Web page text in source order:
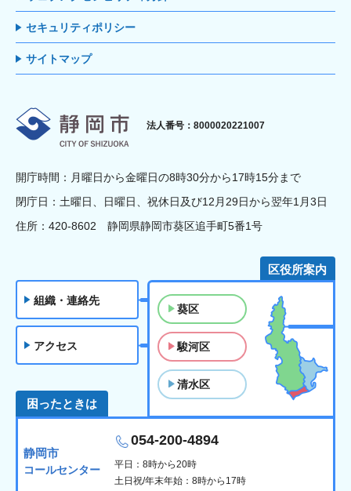
セキュリティポリシー
サイトマップ
静岡市
法人番号：8000020221007
開庁時間：月曜日から金曜日の8時30分から17時15分まで
閉庁日：土曜日、日曜日、祝休日及び12月29日から翌年1月3日
住所：420-8602 静岡県静岡市葵区追手町5番1号
組織・連絡先
アクセス
区役所案内
葵区
駿河区
清水区
困ったときは
静岡市
コールセンター
054-200-4894
平日：8時から20時
土日祝/年末年始：8時から17時